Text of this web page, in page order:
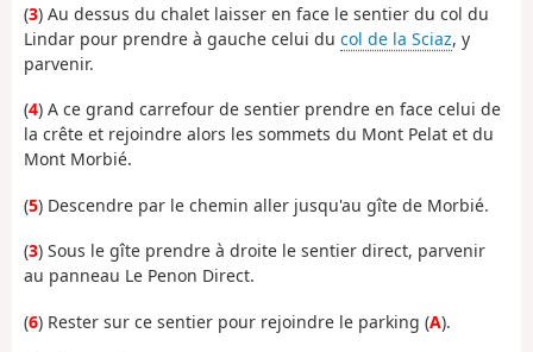
(3) Au dessus du chalet laisser en face le sentier du col du
Lindar pour prendre à gauche celui du col de la Sciaz, y
parvenir.
(4) A ce grand carrefour de sentier prendre en face celui de
la crête et rejoindre alors les sommets du Mont Pelat et du
Mont Morbié.
(5) Descendre par le chemin aller jusqu'au gîte de Morbié.
(3) Sous le gîte prendre à droite le sentier direct, parvenir
au panneau Le Penon Direct.
(6) Rester sur ce sentier pour rejoindre le parking (A).